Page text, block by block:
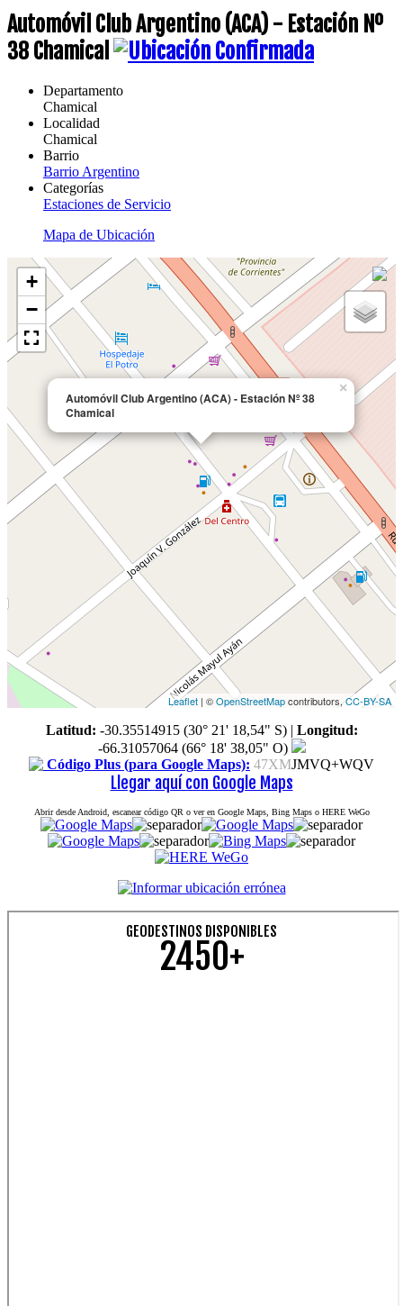
Automóvil Club Argentino (ACA) - Estación Nº
38 Chamical
Departamento
Chamical
Localidad
Chamical
Barrio
Barrio Argentino
Categorías
Estaciones de Servicio
Mapa de Ubicación
Automóvil Club Argentino (ACA) - Estación Nº 38
Chamical
×
+
−
Leaflet | ©OpenStreetMapcontributors,CC-BY-SA
Latitud: -30.35514915 (30° 21' 18,54" S)| Longitud:
-66.31057064 (66° 18' 38,05" O)
Código Plus (para Google Maps): 47XMJMVQ+WQV
Llegar aquí con Google Maps
Abrir desde Android, escanear código QR o ver en Google Maps, Bing Maps o HERE WeGo
GEODESTINOS DISPONIBLES
2450+